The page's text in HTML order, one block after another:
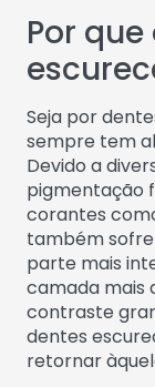
Por
Seja por
sempre tem
Devido a
pigmentação
corantes
também
parte mais
camada mais
contraste
dentes
retornar